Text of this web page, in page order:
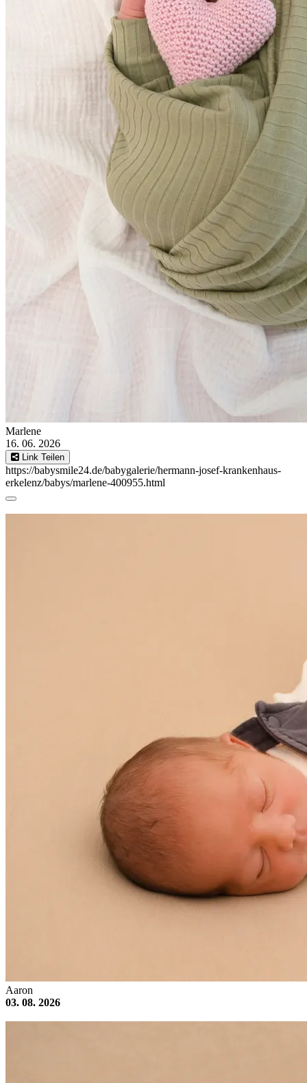
Marlene
16. 06. 2026
Link Teilen
https://babysmile24.de/babygalerie/hermann-josef-krankenhaus-
erkelenz/babys/marlene-400955.html
Aaron
03. 08. 2026